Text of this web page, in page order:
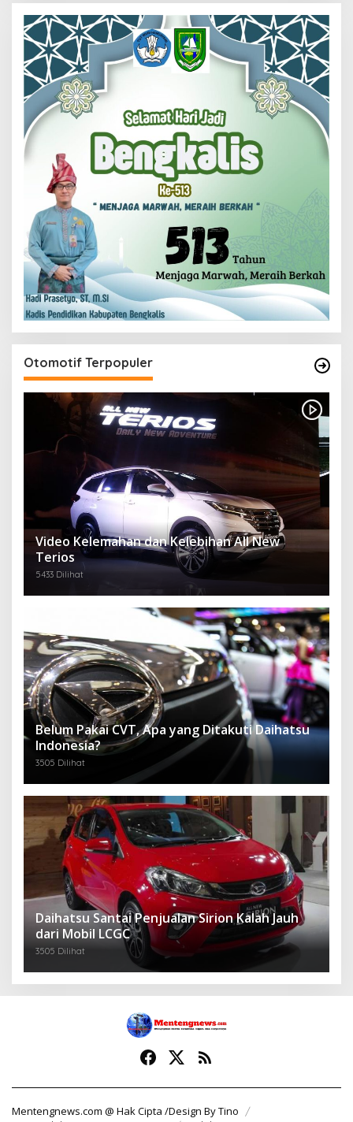
Otomotif Terpopuler
Video Kelemahan dan Kelebihan All New
Terios
5433 Dilihat
Belum Pakai CVT, Apa yang Ditakuti Daihatsu
Indonesia?
3505 Dilihat
Daihatsu Santai Penjualan Sirion Kalah Jauh
dari Mobil LCGC
3505 Dilihat
Mentengnews.com @ Hak Cipta /Design By Tino